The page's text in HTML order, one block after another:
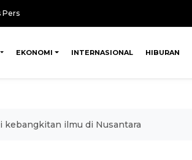
Pers
EKONOMI INTERNASIONAL HIBURAN
kebangkitan ilmu di Nusantara